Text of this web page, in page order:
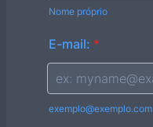
Nome próprio
E-mail: *
exemplo@exemplo.com